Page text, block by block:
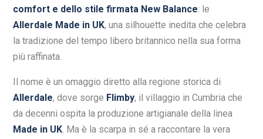
comfort e dello stile firmata New Balance: le
Allerdale Made in UK, una silhouette inedita che celebra
la tradizione del tempo libero britannico nella sua forma
più raffinata.
Il nome è un omaggio diretto alla regione storica di
Allerdale, dove sorge Flimby, il villaggio in Cumbria che
da decenni ospita la produzione artigianale della linea
Made in UK. Ma è la scarpa in sé a raccontare la vera